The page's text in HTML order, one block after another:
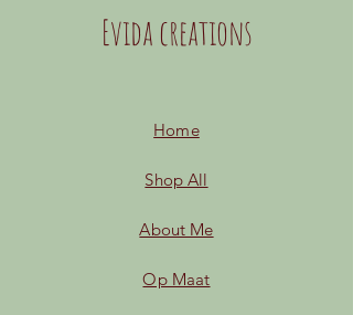
Evida creations
Home
Shop All
About Me
Op Maat